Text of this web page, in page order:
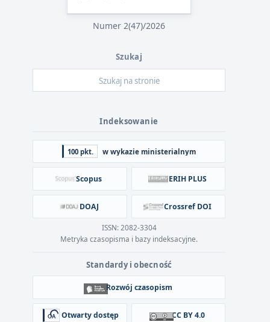
Numer 2(47)/2026
Indeksowanie
100 pkt. w wykazie ministerialnym
Scopus ERIH PLUS
DOAJ Crossref DOI
ISSN: 2082-3304
Metryka czasopisma i bazy indeksacyjne.
Standardy i obecność
Rozwój czasopism
Otwarty dostęp CC BY 4.0
Szukaj